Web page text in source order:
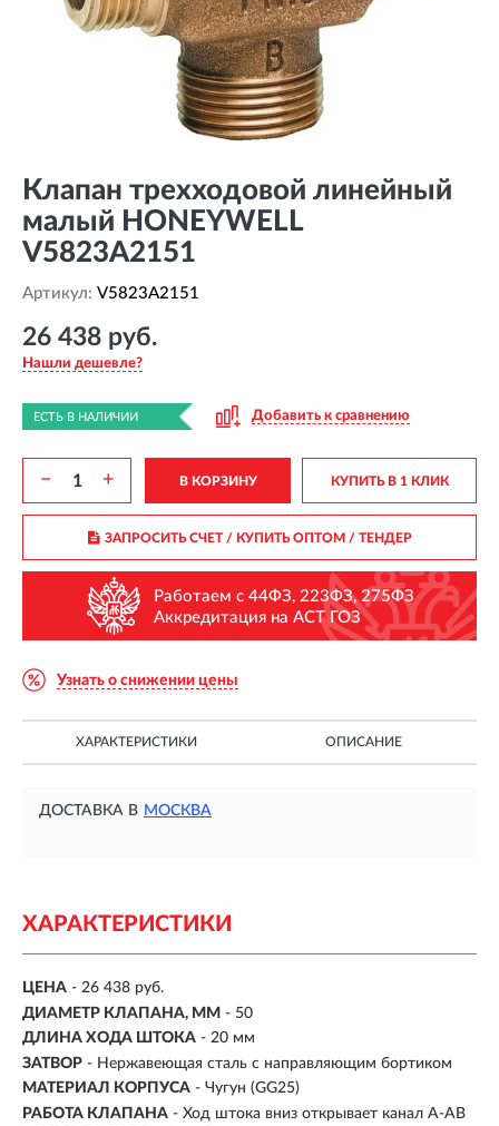
Клапан трехходовой линейный
малый HONEYWELL
V5823A2151
Артикул: V5823A2151
26 438 руб.
Нашли дешевле?
ЕСТЬ В НАЛИЧИИ Добавить к сравнению
− + В КОРЗИНУ КУПИТЬ В 1 КЛИК
ЗАПРОСИТЬ СЧЕТ / КУПИТЬ ОПТОМ/ ТЕНДЕР
Работаем с 44ФЗ, 223ФЗ, 275ФЗ
Аккредитация на АСТ ГОЗ
Узнать о снижении цены
ХАРАКТЕРИСТИКИ ОПИСАНИЕ
ДОСТАВКА В МОСКВА
ХАРАКТЕРИСТИКИ
ЦЕНА - 26 438 руб.
ДИАМЕТР КЛАПАНА, ММ - 50
ДЛИНА ХОДА ШТОКА - 20 мм
ЗАТВОР - Нержавеющая сталь с направляющим бортиком
МАТЕРИАЛ КОРПУСА - Чугун (GG25)
РАБОТА КЛАПАНА - Ход штока вниз открывает канал А-АВ